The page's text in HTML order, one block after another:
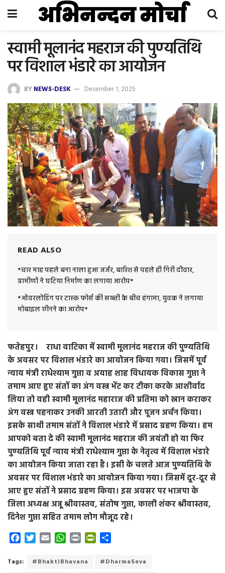
अभिनन्दन मोर्चा
स्वामी मूलानंद महराज की पुण्यतिथि
पर विशाल भंडारे का आयोजन
BYNEWS-DESK December 1, 2025
READ ALSO
*चार माह पहले बना नाला हुआ जर्जर, बारिश से पहले ही गिरी दीवार,
ग्रामीणों ने घटिया निर्माण का लगाया आरोप*
*ओवरलोडिंग पर टास्क फोर्स की सख्ती के बीच हंगामा, युवक ने लगाया
मोबाइल छीनने का आरोप*
फतेहपुर। राधा वाटिका में स्वामी मूलानंद महराज की पुण्यतिथि
के अवसर पर विशाल भंडारे का आयोजन किया गया। जिसमें पूर्व
न्याय मंत्री राधेश्याम गुप्ता व अयाह शाह विधायक विकास गुप्ता ने
तमाम आए हुए संतों का अंग वस्त्र भेंट कर टीका करके आशीर्वाद
लिया तो वही स्वामी मूलानंद महाराज की प्रतिमा को स्नान कराकर
अंग वस्त्र पहनाकर उनकी आरती उतारी और पूजन अर्चन किया।
इसके साथी तमाम संतों ने विशाल भंडारे में प्रसाद ग्रहण किया। हम
आपको बता दे की स्वामी मूलानंद महराज की जयंती हो या फिर
पुण्यतिथि पूर्व न्याय मंत्री राधेश्याम गुप्ता के नेतृत्व में विशाल भंडारे
का आयोजन किया जाता रहा है। इसी के चलते आज पुण्यतिथि के
अवसर पर विशाल भंडारे का आयोजन किया गया। जिसमें दूर-दूर से
आए हुए संतों ने प्रसाद ग्रहण किया। इस अवसर पर भाजपा के
जिला अध्यक्ष अन्नू श्रीवास्तव, संतोष गुप्ता, काली शंकर श्रीवास्तव,
दिनेश गुप्ता सहित तमाम लोग मौजूद रहे।
c
T
i
a
W
a
P
i
P
a
Tags: #BhaktiBhavana
#DharmaSeva